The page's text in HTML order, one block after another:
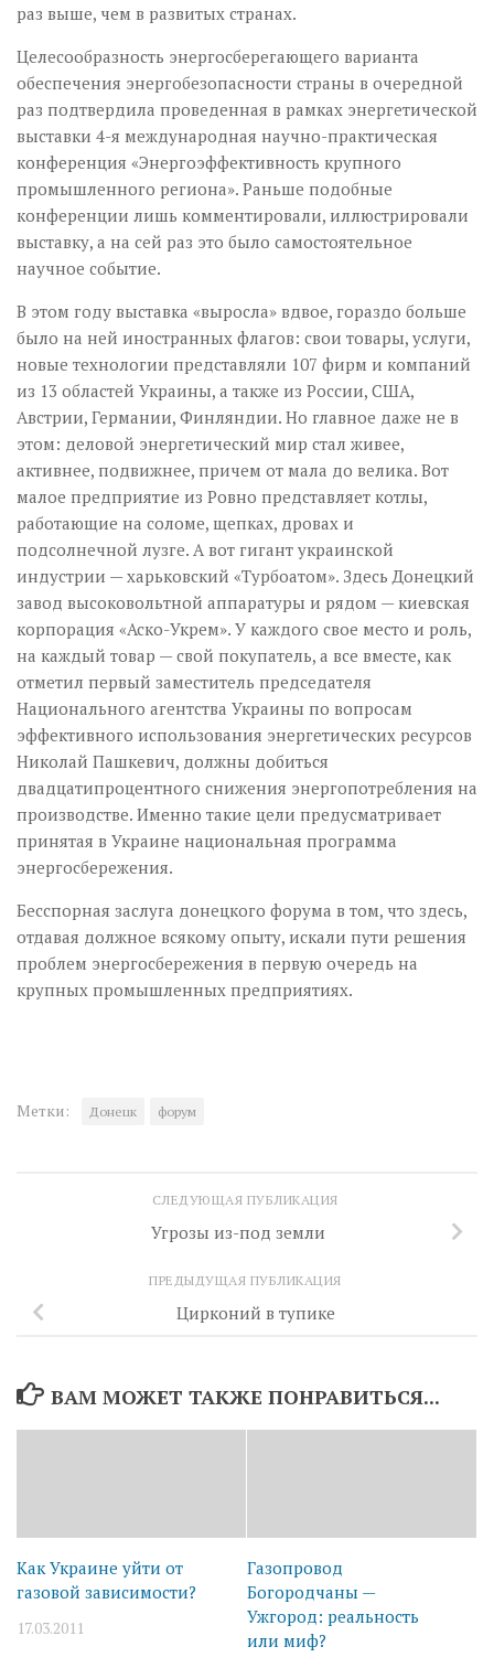
раз выше, чем в развитых странах.
Целесообразность энергосберегающего варианта
обеспечения энергобезопасности страны в очередной
раз подтвердила проведенная в рамках энергетической
выставки 4-я международная научно-практическая
конференция «Энергоэффективность крупного
промышленного региона». Раньше подобные
конференции лишь комментировали, иллюстрировали
выставку, а на сей раз это было самостоятельное
научное событие.
В этом году выставка «выросла» вдвое, гораздо больше
было на ней иностранных флагов: свои товары, услуги,
новые технологии представляли 107 фирм и компаний
из 13 областей Украины, а также из России, США,
Австрии, Германии, Финляндии. Но главное даже не в
этом: деловой энергетический мир стал живее,
активнее, подвижнее, причем от мала до велика. Вот
малое предприятие из Ровно представляет котлы,
работающие на соломе, щепках, дровах и
подсолнечной лузге. А вот гигант украинской
индустрии — харьковский «Турбоатом». Здесь Донецкий
завод высоковольтной аппаратуры и рядом — киевская
корпорация «Аско-Укрем». У каждого свое место и роль,
на каждый товар — свой покупатель, а все вместе, как
отметил первый заместитель председателя
Национального агентства Украины по вопросам
эффективного использования энергетических ресурсов
Николай Пашкевич, должны добиться
двадцатипроцентного снижения энергопотребления на
производстве. Именно такие цели предусматривает
принятая в Украине национальная программа
энергосбережения.
Бесспорная заслуга донец­кого форума в том, что здесь,
отда­вая должное всякому опыту, искали пути решения
проблем энерго­сбе­реже­ния в первую очередь на
крупных промышлен­ных предприятиях.
Метки: Донецк форум
СЛЕДУЮЩАЯ ПУБЛИКАЦИЯ
Угрозы из-под земли
ПРЕДЫДУЩАЯ ПУБЛИКАЦИЯ
Цирконий в тупике
ВАМ МОЖЕТ ТАКЖЕ ПОНРАВИТЬСЯ...
Как Украине уйти от
газовой зависимости?
17.03.2011
Газопровод
Богородчаны —
Ужгород: реальность
или миф?